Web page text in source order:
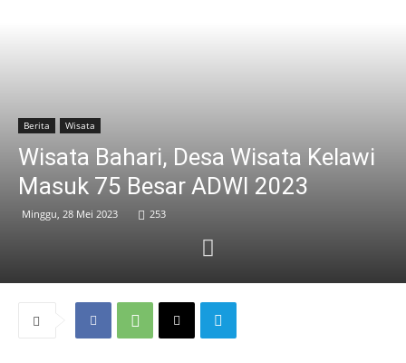
Berita Wisata
Wisata Bahari, Desa Wisata Kelawi
Masuk 75 Besar ADWI 2023
Minggu, 28 Mei 2023 253